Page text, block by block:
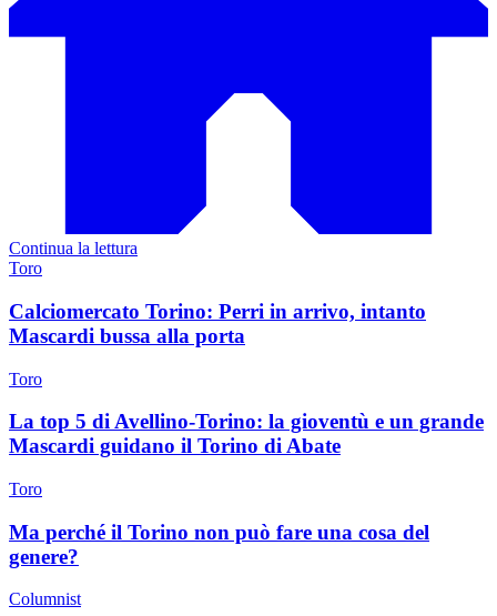
Continua la lettura
Toro
Calciomercato Torino: Perri in arrivo, intanto
Mascardi bussa alla porta
Toro
La top 5 di Avellino-Torino: la gioventù e un grande
Mascardi guidano il Torino di Abate
Toro
Ma perché il Torino non può fare una cosa del
genere?
Columnist